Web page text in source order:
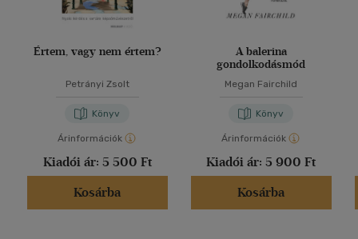
Értem, vagy nem értem?
Petrányi Zsolt
Könyv
Árinformációk
Kiadói ár: 5 500 Ft
Kosárba
A balerina
gondolkodásmód
Megan Fairchild
Könyv
Árinformációk
Kiadói ár: 5 900 Ft
Kosárba